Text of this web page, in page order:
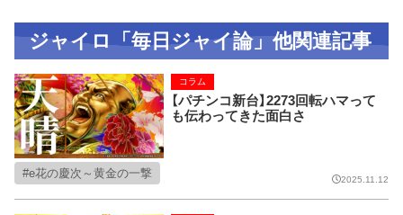
ジャイロ「毎日ジャイ論」他関連記事
【パチンコ新台】2273回転ハマって
も伝わってきた面白さ
コラム
e花の慶次～黄金の一撃 2025.11.12